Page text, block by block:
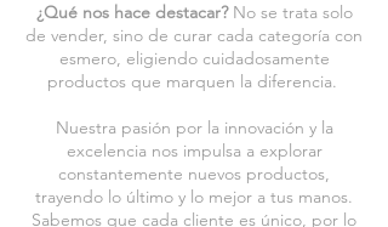
¿Qué nos hace destacar?No se trata solo
de vender, sino de curar cada categoría con
esmero, eligiendo cuidadosamente
productos que marquen la diferencia.
Nuestra pasión por la innovación y la
excelencia nos impulsa a explorar
constantemente nuevos productos,
trayendo lo último y lo mejor a tus manos.
Sabemos que cada cliente es único, por lo